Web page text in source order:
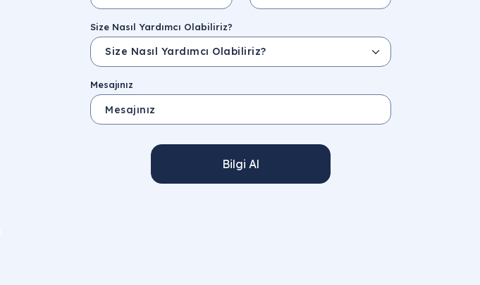
Size Nasıl Yardımcı Olabiliriz?
Mesajınız
Bilgi Al